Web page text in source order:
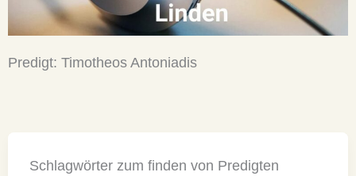
Predigt: Timotheos Antoniadis
Schlagwörter zum finden von Predigten